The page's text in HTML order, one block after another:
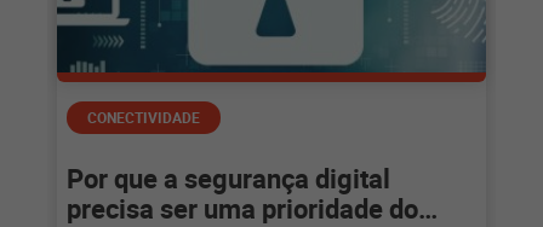
CONECTIVIDADE
Por que a segurança digital
precisa ser uma prioridade do